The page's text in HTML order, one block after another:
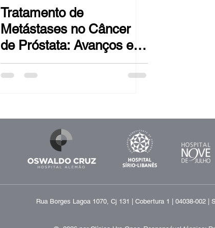
Tratamento de
Metástases no Câncer
de Próstata: Avanços e
Desafios
Rua Borges Lagoa 1070, Cj 131 | Cobertura 1 | 04038-002 |